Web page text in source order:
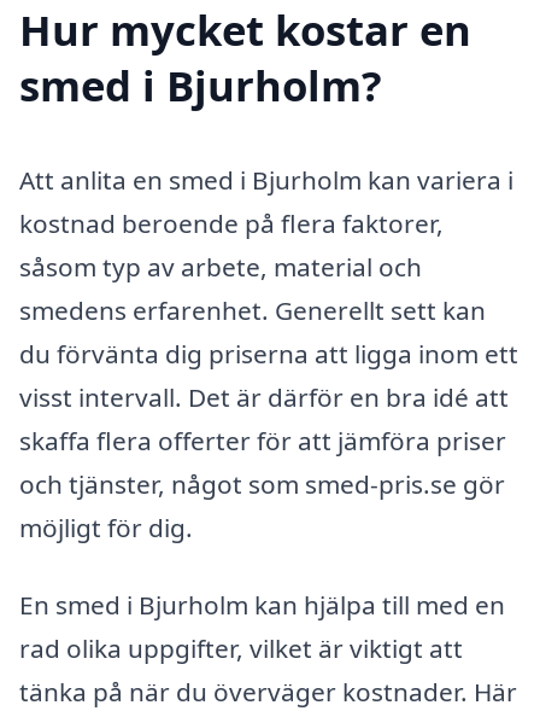
Hur mycket kostar en
smed i Bjurholm?
Att anlita en smed i Bjurholm kan variera i
kostnad beroende på flera faktorer,
såsom typ av arbete, material och
smedens erfarenhet. Generellt sett kan
du förvänta dig priserna att ligga inom ett
visst intervall. Det är därför en bra idé att
skaffa flera offerter för att jämföra priser
och tjänster, något som smed-pris.se gör
möjligt för dig.
En smed i Bjurholm kan hjälpa till med en
rad olika uppgifter, vilket är viktigt att
tänka på när du överväger kostnader. Här